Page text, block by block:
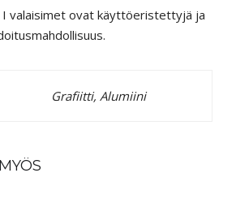
I valaisimet ovat käyttöeristettyjä ja
Grafiitti, Alumiini